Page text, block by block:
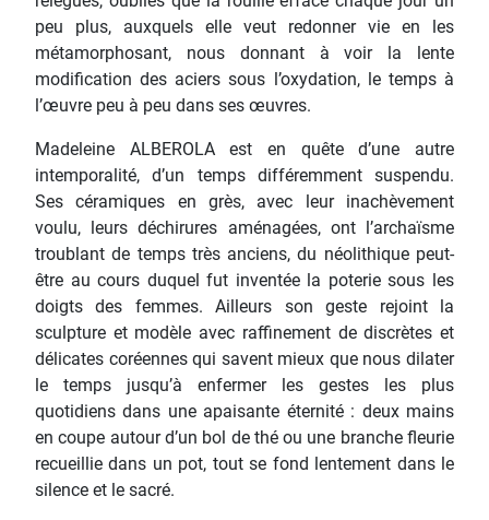
peu plus, auxquels elle veut redonner vie en les
métamorphosant, nous donnant à voir la lente
modification des aciers sous l’oxydation, le temps à
l’œuvre peu à peu dans ses œuvres.
Madeleine ALBEROLA est en quête d’une autre
intemporalité, d’un temps différemment suspendu.
Ses céramiques en grès, avec leur inachèvement
voulu, leurs déchirures aménagées, ont l’archaïsme
troublant de temps très anciens, du néolithique peut-
être au cours duquel fut inventée la poterie sous les
doigts des femmes. Ailleurs son geste rejoint la
sculpture et modèle avec raffinement de discrètes et
délicates coréennes qui savent mieux que nous dilater
le temps jusqu’à enfermer les gestes les plus
quotidiens dans une apaisante éternité : deux mains
en coupe autour d’un bol de thé ou une branche fleurie
recueillie dans un pot, tout se fond lentement dans le
silence et le sacré.